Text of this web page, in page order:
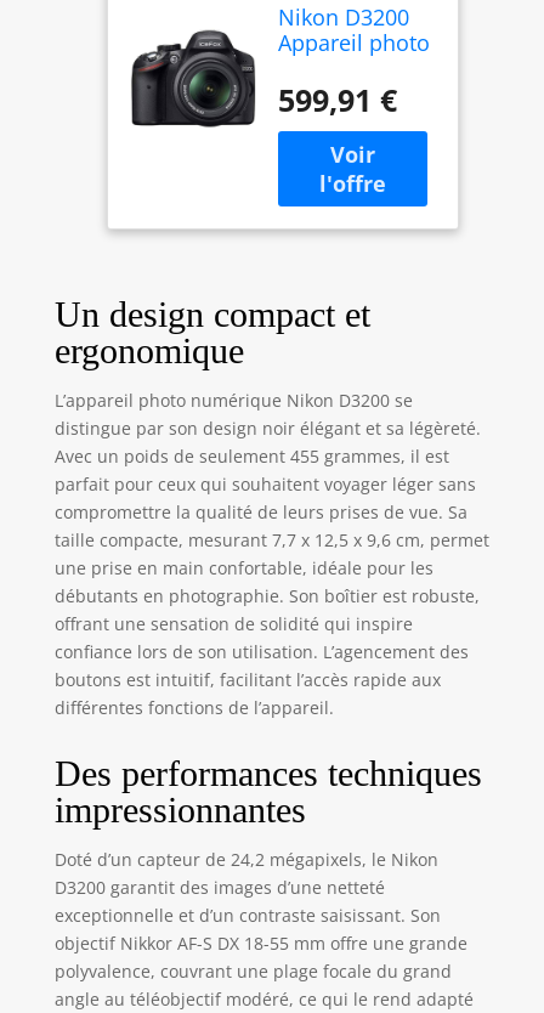
Nikon D3200
Appareil photo
Réflex 24,2
Mpix Kit Boîtier
+ Objectif AF-S
DX 18-55 Mm
Noir
599,91 €
Un design compact et
ergonomique
L’appareil photo numérique Nikon D3200 se
distingue par son design noir élégant et sa légèreté.
Avec un poids de seulement 455 grammes, il est
parfait pour ceux qui souhaitent voyager léger sans
compromettre la qualité de leurs prises de vue. Sa
taille compacte, mesurant 7,7 x 12,5 x 9,6 cm, permet
une prise en main confortable, idéale pour les
débutants en photographie. Son boîtier est robuste,
offrant une sensation de solidité qui inspire
confiance lors de son utilisation. L’agencement des
boutons est intuitif, facilitant l’accès rapide aux
différentes fonctions de l’appareil.
Des performances techniques
impressionnantes
Doté d’un capteur de 24,2 mégapixels, le Nikon
D3200 garantit des images d’une netteté
exceptionnelle et d’un contraste saisissant. Son
objectif Nikkor AF-S DX 18-55 mm offre une grande
polyvalence, couvrant une plage focale du grand
angle au téléobjectif modéré, ce qui le rend adapté